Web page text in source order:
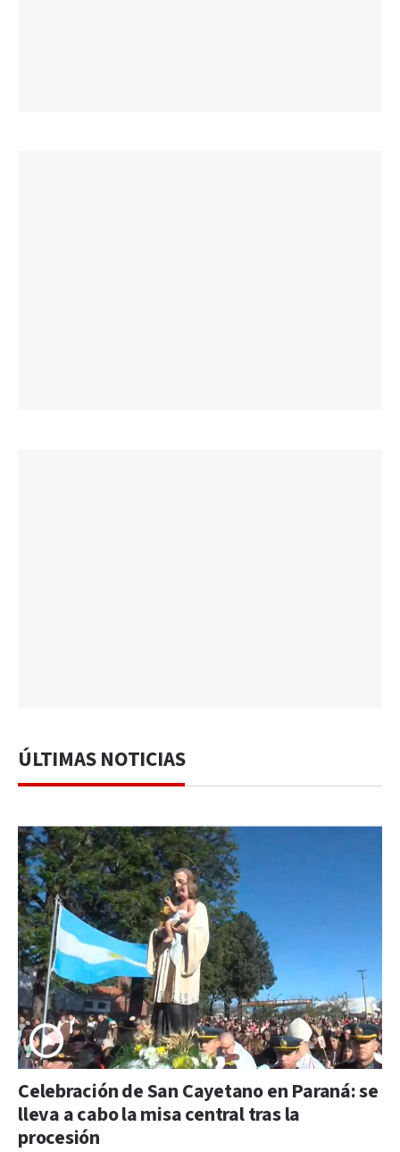
ÚLTIMAS NOTICIAS
Celebración de San Cayetano en Paraná: se
lleva a cabo la misa central tras la
procesión